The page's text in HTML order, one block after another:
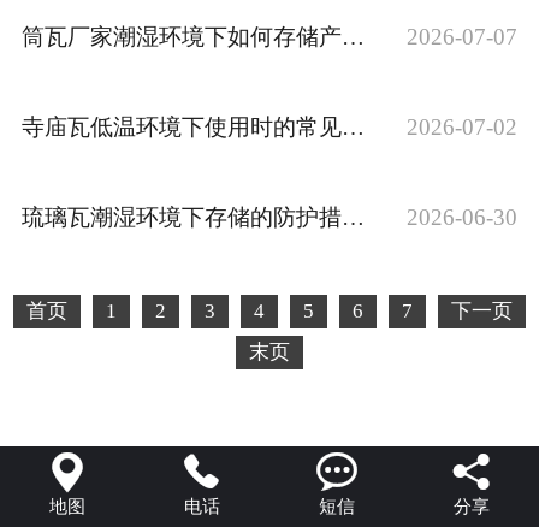
筒瓦厂家潮湿环境下如何存储产品？ 2026-07-07
寺庙瓦低温环境下使用时的常见问题以及解决办法 2026-07-02
琉璃瓦潮湿环境下存储的防护措施有哪些？ 2026-06-30
首页 1 2 3 4 5 6 7
下一页
末页

地图

电话

短信

分享